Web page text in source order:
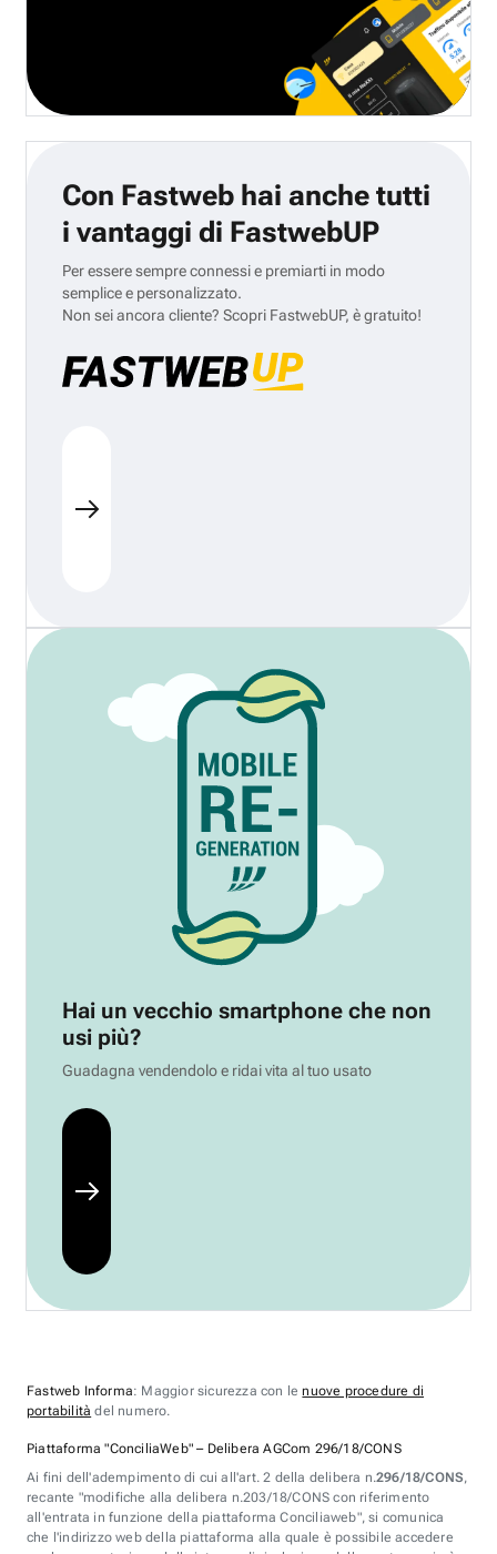
Con Fastweb hai anche tutti
i vantaggi di FastwebUP
Per essere sempre connessi e premiarti in modo
semplice e personalizzato.
Non sei ancora cliente? Scopri FastwebUP, è gratuito!
Hai un vecchio smartphone che non
usi più?
Guadagna vendendolo e ridai vita al tuo usato
Fastweb Informa: Maggior sicurezza con lenuove procedure di
portabilità del numero.
Piattaforma "ConciliaWeb" – Delibera AGCom 296/18/CONS
Ai fini dell'adempimento di cui all'art. 2 della delibera n.296/18/CONS,
recante "modifiche alla delibera n.203/18/CONS con riferimento
all'entrata in funzione della piattaforma Conciliaweb", si comunica
che l'indirizzo web della piattaforma alla quale è possibile accedere